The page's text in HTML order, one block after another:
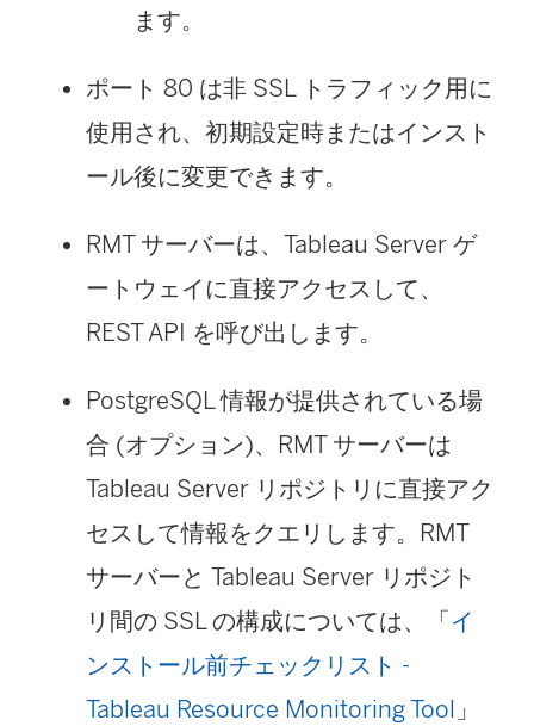
ます。
ポート 80 は非 SSL トラフィック用に
使用され、初期設定時またはインスト
ール後に変更できます。
RMT サーバーは、Tableau Server ゲ
ートウェイに直接アクセスして、
REST API を呼び出します。
PostgreSQL 情報が提供されている場
合 (オプション)、RMT サーバーは
Tableau Server リポジトリに直接アク
セスして情報をクエリします。RMT
サーバーと Tableau Server リポジト
リ間の SSL の構成については、「 イ
ンストール前チェックリスト -
Tableau Resource Monitoring Tool 」